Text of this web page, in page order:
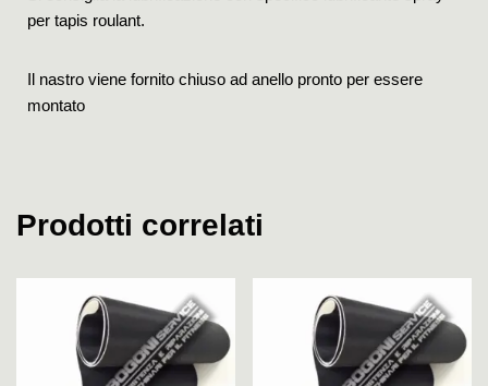
per tapis roulant.
Il nastro viene fornito chiuso ad anello pronto per essere
montato
Prodotti correlati